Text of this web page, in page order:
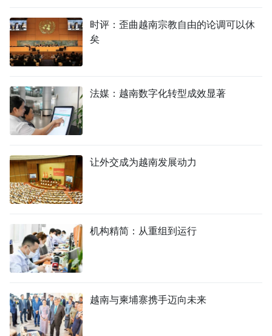
时评：歪曲越南宗教自由的论调可以休
矣
法媒：越南数字化转型成效显著
让外交成为越南发展动力
机构精简：从重组到运行
越南与柬埔寨携手迈向未来